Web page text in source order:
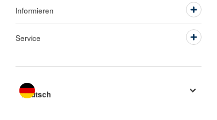
Informieren
Service
Sprache wechseln zu